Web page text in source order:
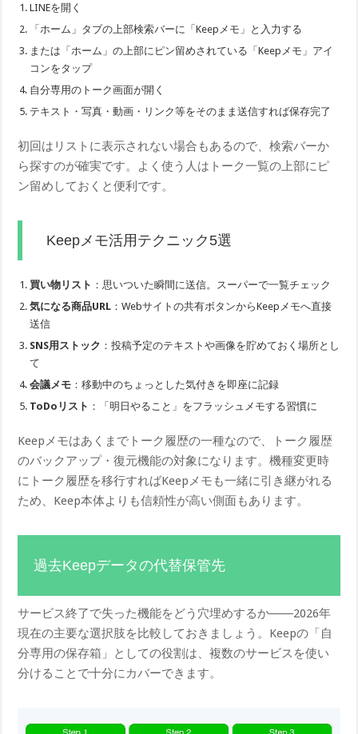
LINEを開く
「ホーム」タブの上部検索バーに「Keepメモ」と入力する
または「ホーム」の上部にピン留めされている「Keepメモ」アイ
コンをタップ
自分専用のトーク画面が開く
テキスト・写真・動画・リンク等をそのまま送信すれば保存完了
初回はリストに表示されない場合もあるので、検索バーか
ら探すのが確実です。よく使う人はトーク一覧の上部にピ
ン留めしておくと便利です。
Keepメモ活用テクニック5選
買い物リスト ：思いついた瞬間に送信。スーパーで一覧チェック
気になる商品URL ：Webサイトの共有ボタンからKeepメモへ直接
送信
SNS用ストック ：投稿予定のテキストや画像を貯めておく場所とし
て
会議メモ ：移動中のちょっとした気付きを即座に記録
ToDoリスト ：「明日やること」をフラッシュメモする習慣に
Keepメモはあくまでトーク履歴の一種なので、トーク履歴
のバックアップ・復元機能の対象になります。機種変更時
にトーク履歴を移行すればKeepメモも一緒に引き継がれる
ため、Keep本体よりも信頼性が高い側面もあります。
過去Keepデータの代替保管先
サービス終了で失った機能をどう穴埋めするか――2026年
現在の主要な選択肢を比較しておきましょう。Keepの「自
分専用の保存箱」としての役割は、複数のサービスを使い
分けることで十分にカバーできます。